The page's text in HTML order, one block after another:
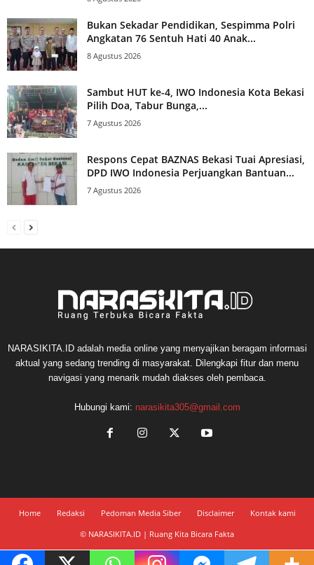
Bukan Sekadar Pendidikan, Sespimma Polri
Angkatan 76 Sentuh Hati 40 Anak...
8 Agustus 2026
Sambut HUT ke-4, IWO Indonesia Kota Bekasi
Pilih Doa, Tabur Bunga,...
7 Agustus 2026
Respons Cepat BAZNAS Bekasi Tuai Apresiasi,
DPD IWO Indonesia Perjuangkan Bantuan...
7 Agustus 2026
NARASIKITA.ID adalah media online yang menyajikan beragam informasi
aktual yang sedang trending di masyarakat. Dilengkapi fitur dan menu
navigasi yang menarik mudah diakses oleh pembaca.
Hubungi kami: narasikita305@gmail.com
Home Redaksi Pedoman Media Siber Disclaimer
Kontak kami
© NARASIKITA.ID | Ruang Kita Bicara Fakta